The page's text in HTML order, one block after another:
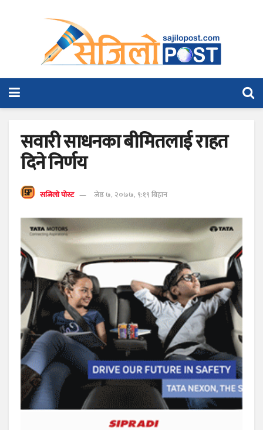
सवारी साधनका बीमितलाई राहत
दिने निर्णय
सजिलो पोस्ट जेष्ठ ७, २०७७, ९:१९ बिहान